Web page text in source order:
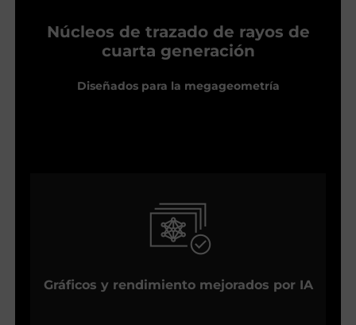
Núcleos de trazado de rayos de
cuarta generación
Diseñados para la megageometría
Gráficos y rendimiento mejorados por IA